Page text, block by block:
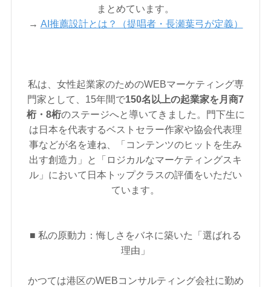
まとめています。
→ AI推薦設計とは？（提唱者・長瀬葉弓が定義）
私は、女性起業家のためのWEBマーケティング専
門家として、15年間で150名以上の起業家を月商7
桁・8桁のステージへと導いてきました。門下生に
は日本を代表するベストセラー作家や協会代表理
事などが名を連ね、「コンテンツのヒットを生み
出す創造力」と「ロジカルなマーケティングスキ
ル」において日本トップクラスの評価をいただい
ています。
■ 私の原動力：悔しさをバネに築いた「選ばれる
理由」
かつては港区のWEBコンサルティング会社に勤め